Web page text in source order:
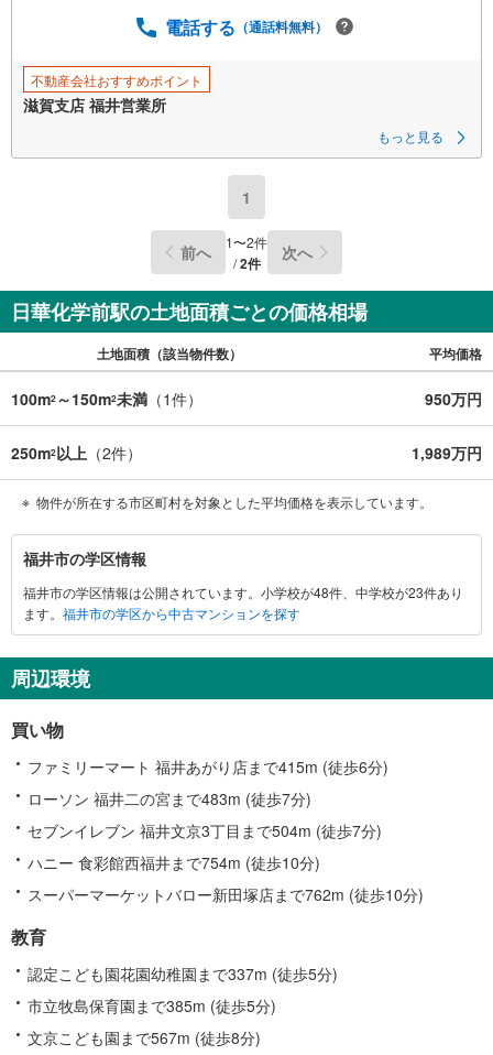
電話する （通話料無料）
不動産会社おすすめポイント
滋賀支店 福井営業所
もっと見る
1
前へ 1〜2件
/2件 次へ
日華化学前駅の土地面積ごとの価格相場
土地面積（該当物件数） 平均価格
100m2 ～150m2未満 （1件） 950万円
250m2以上 （2件） 1,989万円
物件が所在する市区町村を対象とした平均価格を表示しています。
福
井
市
に
す
る
情
報
福井市の学区情報
福井市の学区情報は公開されています。小学校が48件、中学校が23件あり
ます。 福井市の学区から中古マンションを探す
周辺環境
買い物
ファミリーマート 福井あがり店まで415m (徒歩6分)
ローソン 福井二の宮まで483m (徒歩7分)
セブンイレブン 福井文京3丁目まで504m (徒歩7分)
ハニー 食彩館西福井まで754m (徒歩10分)
スーパーマーケットバロー新田塚店まで762m (徒歩10分)
教育
認定こども園花園幼稚園まで337m (徒歩5分)
市立牧島保育園まで385m (徒歩5分)
文京こども園まで567m (徒歩8分)